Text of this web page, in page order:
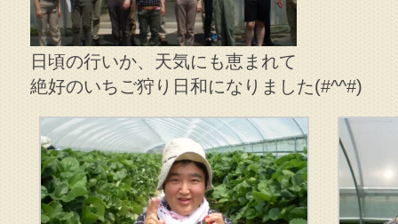
日頃の行いか、天気にも恵まれて
絶好のいちご狩り日和になりました(#^^#)